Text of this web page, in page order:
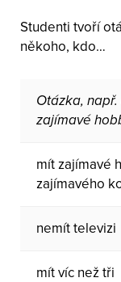
Studenti tvoří
někoho, kdo…
Otázka,
zajímavé
mít zajímavé
zajímavého
nemít televizi
mít víc než tři